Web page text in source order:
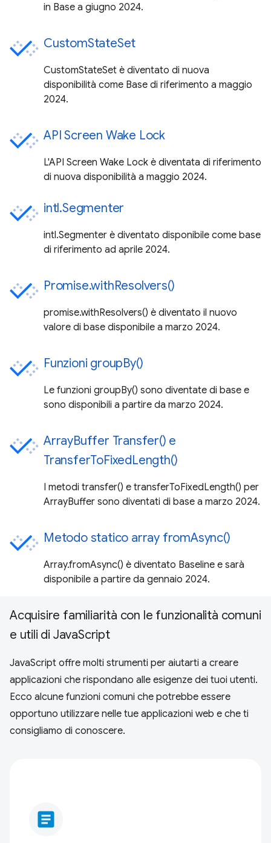
in Base a giugno 2024.
CustomStateSet
CustomStateSet è diventato di nuova
disponibilità come Base di riferimento a maggio
2024.
API Screen Wake Lock
L'API Screen Wake Lock è diventata di riferimento
di nuova disponibilità a maggio 2024.
intl.Segmenter
intl.Segmenter è diventato disponibile come base
di riferimento ad aprile 2024.
Promise.withResolvers()
promise.withResolvers() è diventato il nuovo
valore di base disponibile a marzo 2024.
Funzioni groupBy()
Le funzioni groupBy() sono diventate di base e
sono disponibili a partire da marzo 2024.
ArrayBuffer Transfer() e
TransferToFixedLength()
I metodi transfer() e transferToFixedLength() per
ArrayBuffer sono diventati di base a marzo 2024.
Metodo statico array fromAsync()
Array.fromAsync() è diventato Baseline e sarà
disponibile a partire da gennaio 2024.
Acquisire familiarità con le funzionalità comuni
e utili di JavaScript
JavaScript offre molti strumenti per aiutarti a creare
applicazioni che rispondano alle esigenze dei tuoi utenti.
Ecco alcune funzioni comuni che potrebbe essere
opportuno utilizzare nelle tue applicazioni web e che ti
consigliamo di conoscere.
article